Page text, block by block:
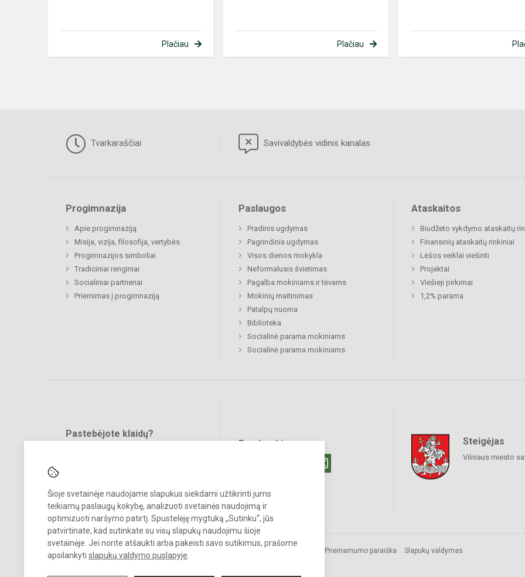
Šioje svetainėje naudojame slapukus siekdami užtikrinti jums
teikiamų paslaugų kokybę, analizuoti svetainės naudojimą ir
optimizuoti naršymo patirtį. Spustelėję mygtuką „Sutinku“, jūs
patvirtinate, kad sutinkate su visų slapukų naudojimu šioje
svetainėje. Jei norite atšaukti arba pakeisti savo sutikimus, prašome
apsilankyti slapukų valdymo puslapyje
Plačiau Plačiau
Tvarkaraščiai Savivaldybės vidinis kanalas
Progimnazija
Apie progimnaziją
Misija, vizija, filosofija, vertybės
Progimnazijos simboliai
Tradiciniai renginiai
Socialiniai partneriai
Priėmimas į progimnaziją
Paslaugos
Pradinis ugdymas
Pagrindinis ugdymas
Visos dienos mokykla
Neformalusis švietimas
Pagalba mokiniams ir tėvams
Mokinių maitinimas
Patalpų nuoma
Biblioteka
Socialinė parama mokiniams
Socialinė parama mokiniams
Ataskaitos
Biudžeto vykdymo ataskaitų
Finansinių ataskaitų rinkiniai
Lėšos veiklai viešinti
Projektai
Viešieji pirkimai
1,2% parama
Pastebėjote klaidų?
Bendraukime Steigėjas
Vilniaus miesto
© 2024. Vilniaus Žemynos progimnazija. Visos teisės saugomos.
Kopijuoti turinį be raštiško įstaigos administracijos sutikimo griežtai
Prieinamumo paraiška Slapukų valdymas